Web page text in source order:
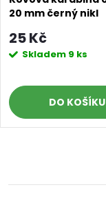
20 mm černý nikl
25 Kč
Skladem 9 ks
DO KOŠÍKU